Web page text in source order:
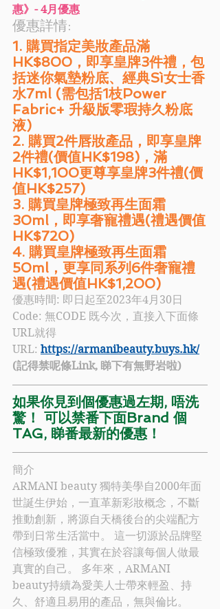
惠》- 4月優惠
優惠詳情:
1. 購買指定美妝產品滿
HK$800，即享皇牌3件禮，包
括迷你氣墊粉底、經典Sì女士香
水7ml (需包括1枝Power
Fabric+ 升級版零瑕持久粉底
液)
2. 購買2件唇妝產品，即享皇牌
2件禮(價值HK$198)，滿
HK$1,100更尊享皇牌3件禮(價
值HK$257)
3. 購買皇牌極致再生面霜
30ml，即享奢寵禮遇(禮遇價值
HK$720)
4. 購買皇牌極致再生面霜
50ml，更享同系列6件奢寵禮
遇(禮遇價值HK$1,200)
優惠時間: 即日起至2023年4月30日
Code: 無CODE 既今次，直接入下面條
URL就得
URL: https://armanibeauty.buys.hk/
(記得禁呢條Link, 睇下有無野岩啦)
如果你見到個優惠過左期, 唔洗
驚！ 可以禁番下面Brand 個
TAG, 睇番最新的優惠！
簡介
ARMANI beauty 獨特美學自2000年面
世誕生伊始，一直革新彩妝概念，不斷
推動創新，將源自天橋後台的尖端配方
帶到日常生活當中。 這一切源於品牌堅
信極致優雅，其實在於容讓每個人做最
真實的自己。 多年來， ARMANI
beauty持續為愛美人士帶來輕盈、持
久、舒適且易用的產品，無與倫比。